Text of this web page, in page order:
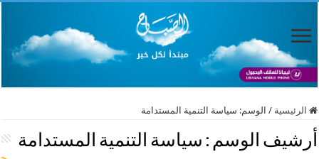
الرئيسية / الوسم: سياسة التنمية المستدامة
أرشيف الوسم : سياسة التنمية المستدامة